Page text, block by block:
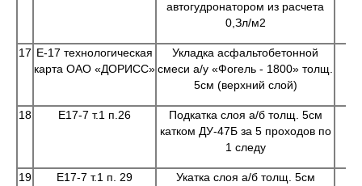
автогудронатором из расчета
0,Зл/м2
17 Е-17 технологическая
карта ОАО «ДОРИСС»
Укладка асфальтобетонной
смеси а/у «Фогель - 1800» толщ.
5см (верхний слой)
18 Е17-7 т.1 п.26
Подкатка слоя а/б толщ. 5см
катком ДУ-47Б за 5 проходов по
1 следу
19 Е17-7 т.1 п. 29
Укатка слоя а/б толщ. 5см